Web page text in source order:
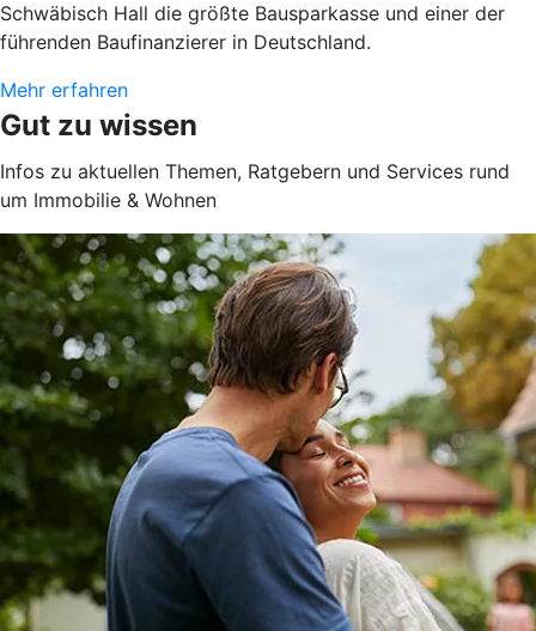
Schwäbisch Hall die größte Bausparkasse und einer der
führenden Baufinanzierer in Deutschland.
Mehr erfahren
Gut zu wissen
Infos zu aktuellen Themen, Ratgebern und Services rund
um Immobilie & Wohnen